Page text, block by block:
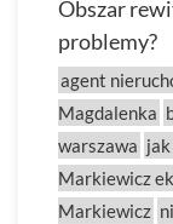
Obszar
problemy?
agent
Magdalenka
warszawa
Markiewicz
Markiewicz